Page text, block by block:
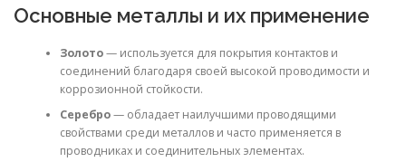
Основные металлы и их применение
Золото— используется для покрытия контактов и
соединений благодаря своей высокой проводимости и
коррозионной стойкости.
Серебро— обладает наилучшими проводящими
свойствами среди металлов и часто применяется в
проводниках и соединительных элементах.